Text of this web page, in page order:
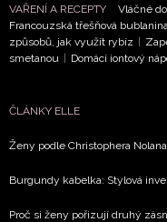
VAŘENÍ A RECEPTY Vláčné
Francouzská třešňová
způsobů, jak využít rybíz
smetanou
Domácí iontový
ČLÁNKY ELLE
Ženy podle Christophera
Burgundy kabelka: Stylová
Proč si ženy pořizují druhý